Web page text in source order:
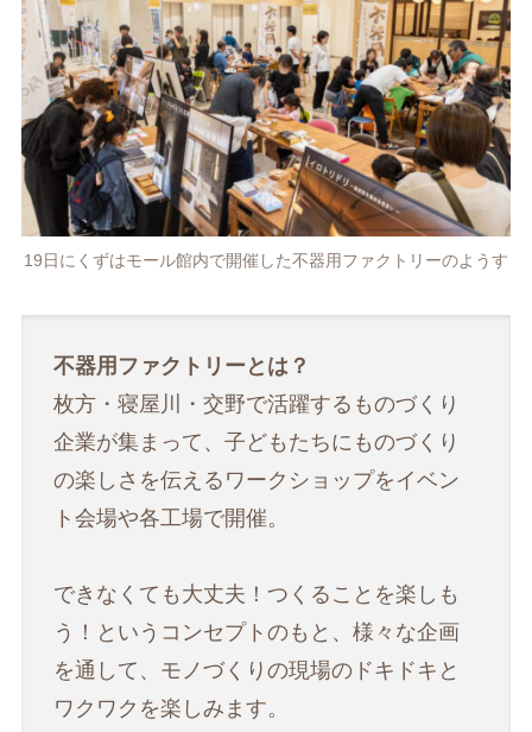
19日にくずはモール館内で開催した不器用ファクトリーのようす
不器用ファクトリーとは？
枚方・寝屋川・交野で活躍するものづくり
企業が集まって、子どもたちにものづくり
の楽しさを伝えるワークショップをイベン
ト会場や各工場で開催。
できなくても大丈夫！つくることを楽しも
う！というコンセプトのもと、様々な企画
を通して、モノづくりの現場のドキドキと
ワクワクを楽しみます。